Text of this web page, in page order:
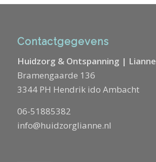
Contactgegevens
Huidzorg & Ontspanning | Lianne
Bramengaarde 136
3344 PH Hendrik ido Ambacht
06-51885382
info@huidzorglianne.nl